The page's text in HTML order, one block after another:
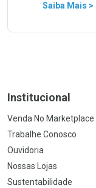
Saiba Mais >
Institucional
Venda No Marketplace
Trabalhe Conosco
Ouvidoria
Nossas Lojas
Sustentabilidade